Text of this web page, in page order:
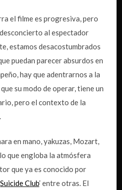
el filme es progresiva, pero
al espectador
estamos desacostumbrados
puedan parecer absurdos en
hay que adentrarnos a la
su modo de operar, tiene un
pero el contexto de la
en mano, yakuzas, Mozart,
que engloba la atmósfera
que ya es conocido por
Suicide Club’ entre otras. El